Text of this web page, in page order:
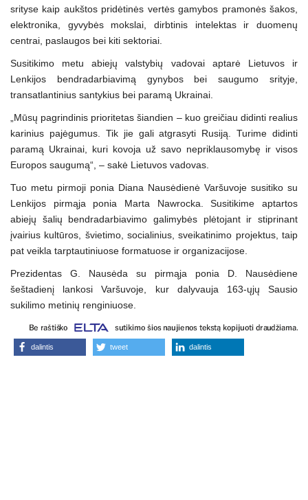
srityse kaip aukštos pridėtinės vertės gamybos pramonės šakos,
elektronika, gyvybės mokslai, dirbtinis intelektas ir duomenų
centrai, paslaugos bei kiti sektoriai.
Susitikimo metu abiejų valstybių vadovai aptarė Lietuvos ir
Lenkijos bendradarbiavimą gynybos bei saugumo srityje,
transatlantinius santykius bei paramą Ukrainai.
„Mūsų pagrindinis prioritetas šiandien – kuo greičiau didinti realius
karinius pajėgumus. Tik jie gali atgrasyti Rusiją. Turime didinti
paramą Ukrainai, kuri kovoja už savo nepriklausomybę ir visos
Europos saugumą“, – sakė Lietuvos vadovas.
Tuo metu pirmoji ponia Diana Nausėdienė Varšuvoje susitiko su
Lenkijos pirmąja ponia Marta Nawrocka. Susitikime aptartos
abiejų šalių bendradarbiavimo galimybės plėtojant ir stiprinant
įvairius kultūros, švietimo, socialinius, sveikatinimo projektus, taip
pat veikla tarptautiniuose formatuose ir organizacijose.
Prezidentas G. Nausėda su pirmąja ponia D. Nausėdiene
šeštadienį lankosi Varšuvoje, kur dalyvauja 163-ųjų Sausio
sukilimo metinių renginiuose.
dalintis tweet dalintis